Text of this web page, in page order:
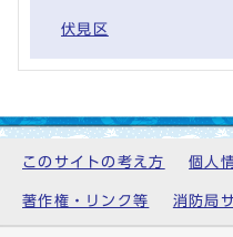
伏見区
このサイトの考え方 個人
著作権・リンク等 消防局